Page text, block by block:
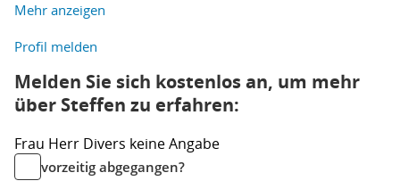
Mehr anzeigen
Profil melden
Melden Sie sich kostenlos an, um mehr
über Steffen zu erfahren:
Frau Herr Divers keine Angabe
vorzeitig abgegangen?